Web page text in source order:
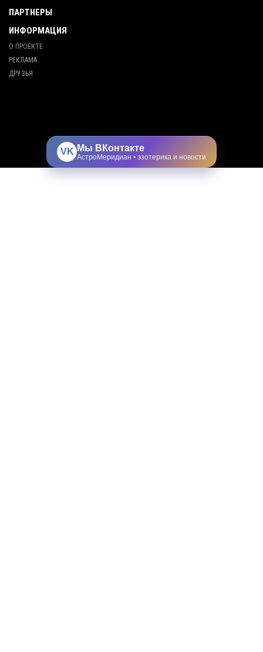
ПАРТНЕРЫ
ИНФОРМАЦИЯ
О ПРОЕКТЕ
РЕКЛАМА
ДРУЗЬЯ
VK Мы ВКонтакте
АстроМеридиан • эзотерика и новости